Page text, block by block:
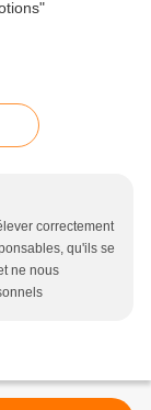
correctement
qu'ils se
ne nous